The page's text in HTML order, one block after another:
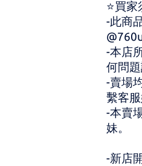
⭐買家
-此商
-本店
何問
-賣場
繫客
-本賣
妹。
-新店